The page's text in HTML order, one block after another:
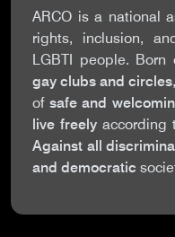
ARCO is a national
rights, inclusion,
LGBTI people.
gay clubs and circles
of safe and
live freely according
Against all
and democratic